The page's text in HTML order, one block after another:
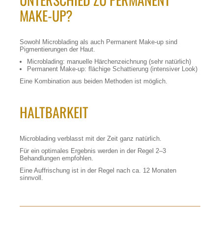
MAKE-UP?
Sowohl Microblading als auch Permanent Make-up sind
Pigmentierungen der Haut.
Microblading: manuelle Härchenzeichnung (sehr natürlich)
Permanent Make-up: flächige Schattierung (intensiver Look)
Eine Kombination aus beiden Methoden ist möglich.
HALTBARKEIT
Microblading verblasst mit der Zeit ganz natürlich.
Für ein optimales Ergebnis werden in der Regel 2–3
Behandlungen empfohlen.
Eine Auffrischung ist in der Regel nach ca. 12 Monaten
sinnvoll.